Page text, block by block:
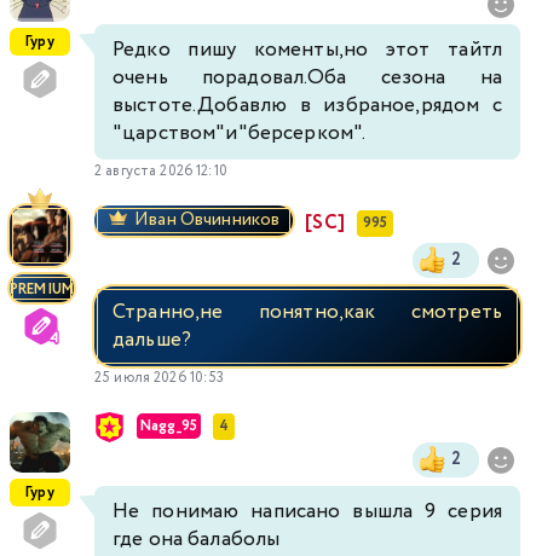
Гуру
Редко пишу коменты,но этот тайтл
очень порадовал.Оба сезона на
выстоте.Добавлю в избраное,рядом с
"царством"и"берсерком".
2 августа 2026 12:10
PREMIUM
Иван Овчинников [SC] 995
2
Странно,не понятно,как смотреть
дальше?
25 июля 2026 10:53
Гуру
Nagg_95 4
2
Не понимаю написано вышла 9 серия
где она балаболы